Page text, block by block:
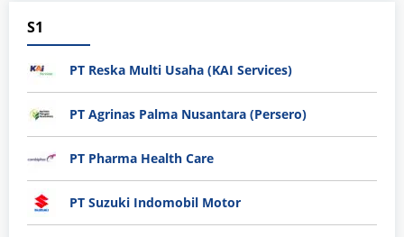
S1
PT Reska Multi Usaha (KAI Services)
PT Agrinas Palma Nusantara (Persero)
PT Pharma Health Care
PT Suzuki Indomobil Motor